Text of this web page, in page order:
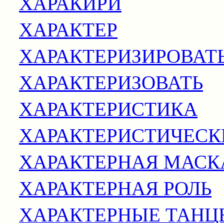
ХАРАКТЕР
ХАРАКТЕРИЗОВАТЬ
ХАРАКТЕРИСТИКА
ХАРАКТЕРНАЯ
ХАРАКТЕРНАЯ РОЛЬ
ХАРАКТЕРНЫЕ